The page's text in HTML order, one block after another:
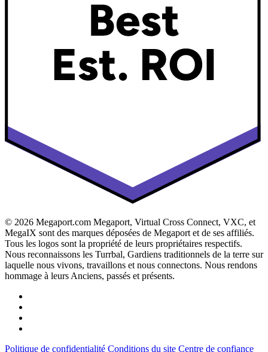
© 2026 Megaport.com Megaport, Virtual Cross Connect, VXC, et
MegaIX sont des marques déposées de Megaport et de ses affiliés.
Tous les logos sont la propriété de leurs propriétaires respectifs.
Nous reconnaissons les Turrbal, Gardiens traditionnels de la terre sur
laquelle nous vivons, travaillons et nous connectons. Nous rendons
hommage à leurs Anciens, passés et présents.
Politique de confidentialité Conditions du site Centre de confiance